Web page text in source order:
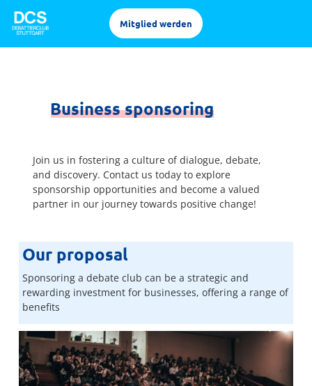
Mitglied werden
Business sponsoring
Join us in fostering a culture of dialogue, debate,
and discovery. Contact us today to explore
sponsorship opportunities and become a valued
partner in our journey towards positive change!
Our proposal
Sponsoring a debate club can be a strategic and
rewarding investment for businesses, offering a range of
benefits